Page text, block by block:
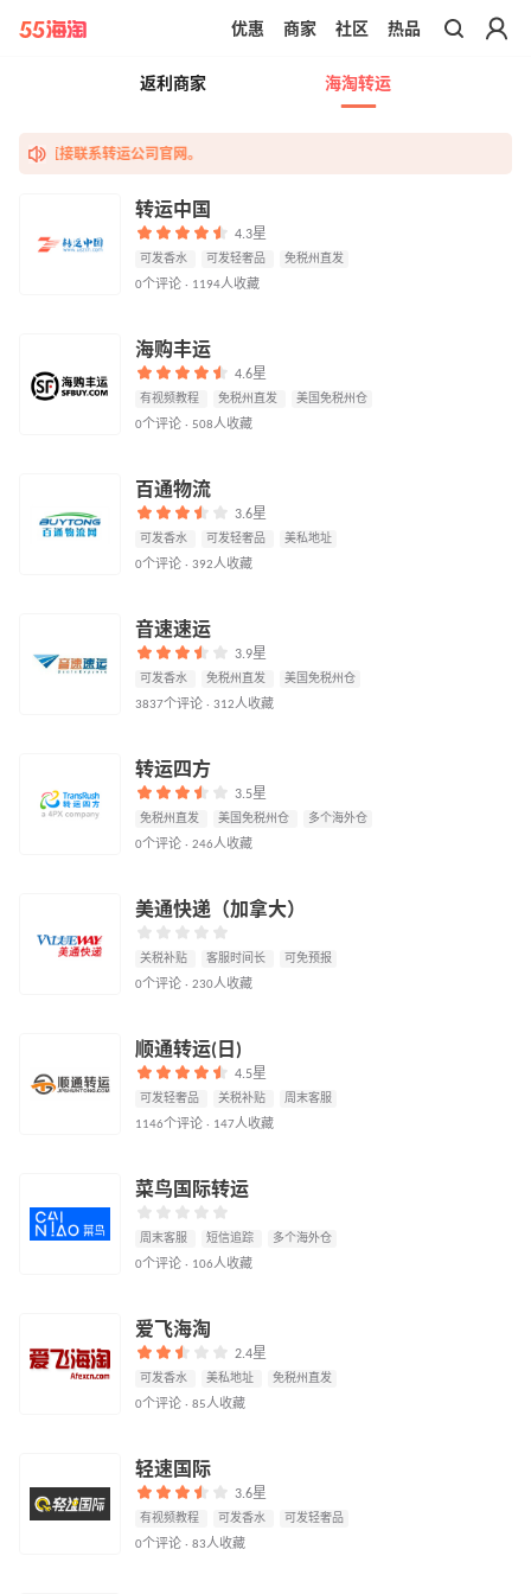
带你去官网买正品
优惠 商家 社区 热品
返利商家 海淘转运
问请直接联系转运公司官网。
转运中国
4.3星
可发香水 可发轻奢品
免税州直发
0个评论 · 1194人收藏
海购丰运
4.6星
有视频教程 免税州直发
美国免税州仓
0个评论 · 508人收藏
百通物流
3.6星
可发香水 可发轻奢品
美私地址
0个评论 · 392人收藏
音速速运
3.9星
可发香水 免税州直发
美国免税州仓
3837个评论 · 312人收藏
转运四方
3.5星
免税州直发 美国免税州仓
多个海外仓
0个评论 · 246人收藏
美通快递（加拿大）
关税补贴 客服时间长
可免预报
0个评论 · 230人收藏
顺通转运(日)
4.5星
可发轻奢品 关税补贴
周末客服
1146个评论 · 147人收藏
菜鸟国际转运
周末客服 短信追踪
多个海外仓
0个评论 · 106人收藏
爱飞海淘
2.4星
可发香水 美私地址
免税州直发
0个评论 · 85人收藏
轻速国际
3.6星
有视频教程 可发香水
可发轻奢品
0个评论 · 83人收藏